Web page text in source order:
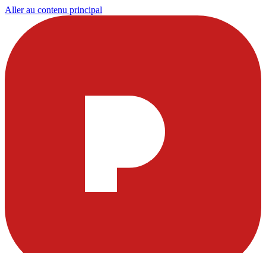
Aller au contenu principal